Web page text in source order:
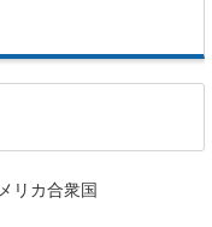
リカ合衆国